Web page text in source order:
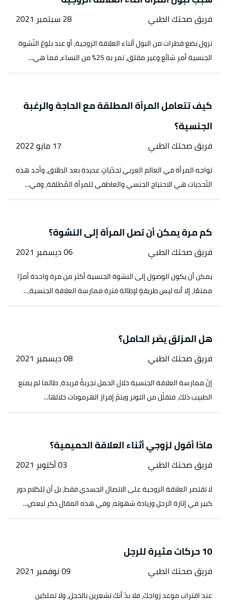
فريق صحتك الطبي 28 سبتمبر 2021
نزول بضع قطرات من البول أثناء العلاقة الزوجية، أو عند بلوغ النّشوة
الجنسية أمر شائع وغير مقلق، تمر به 25% من النساء، فما هي...
كيف تتعامل المرأة المطلقة مع الحاجة والرغبة
الجنسية؟
فريق صحتك الطبي 17 مايو 2022
تواجه المرأة في العالم العربي تحدّياتٍ عديدة بعد الطلاق، وأحد هذه
التّحديات هي الاحتياج الجنسي والعاطفي للمرأة المُطلقة، وفي...
كم مرة يمكن أن تصل المرأة إلى النشوة؟
فريق صحتك الطبي 06 ديسمبر 2021
يمكن أن يكون الوصول إلى النشوة الجنسية أكثر من مرة واحدة أمرًا
ممتعًا، إلا أنه ليس طريقةٍ لإطالة فترة ممارسة العلاقة الجنسية،...
هل المزلق يضر الحامل؟
فريق صحتك الطبي 08 ديسمبر 2021
إنّ ممارسة العلاقة الجنسية خلال الحمل تجربةٌ فريدة، طالما لم يمنع
الطبيب ذلك، فتقلّل من التوتر ويتمّ إفراز الهرمونات خلالها...
ماذا أقول لزوجي أثناء العلاقة الحميمية؟
فريق صحتك الطبي 03 أكتوبر 2021
لا تقتصر العلاقة الزوجية على الاتصال الجسدي فقط، بل أن للكلام دور
كبير في إثارة الرجل وزيادة شهوته، وفي هذه المقال ذكر لبعض...
10 حركات مثيرة للرجل
فريق صحتك الطبي 09 نوفمبر 2021
عند اقتراب موعد زواجك، فلا بدّ أنك تشعرين بالخجل، ولا تملكين